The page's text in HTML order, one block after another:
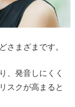
さまざまです。
、発音しにくく
スクが高まると